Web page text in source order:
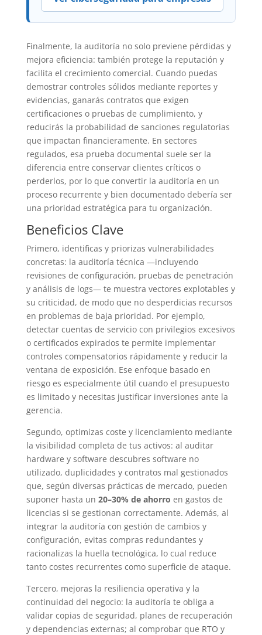
Finalmente, la auditoría no solo previene pérdidas y
mejora eficiencia: también protege la reputación y
facilita el crecimiento comercial. Cuando puedas
demostrar controles sólidos mediante reportes y
evidencias, ganarás contratos que exigen
certificaciones o pruebas de cumplimiento, y
reducirás la probabilidad de sanciones regulatorias
que impactan financieramente. En sectores
regulados, esa prueba documental suele ser la
diferencia entre conservar clientes críticos o
perderlos, por lo que convertir la auditoría en un
proceso recurrente y bien documentado debería ser
una prioridad estratégica para tu organización.
Beneficios Clave
Primero, identificas y priorizas vulnerabilidades
concretas: la auditoría técnica —incluyendo
revisiones de configuración, pruebas de penetración
y análisis de logs— te muestra vectores explotables y
su criticidad, de modo que no desperdicias recursos
en problemas de baja prioridad. Por ejemplo,
detectar cuentas de servicio con privilegios excesivos
o certificados expirados te permite implementar
controles compensatorios rápidamente y reducir la
ventana de exposición. Ese enfoque basado en
riesgo es especialmente útil cuando el presupuesto
es limitado y necesitas justificar inversiones ante la
gerencia.
Segundo, optimizas coste y licenciamiento mediante
la visibilidad completa de tus activos: al auditar
hardware y software descubres software no
utilizado, duplicidades y contratos mal gestionados
que, según diversas prácticas de mercado, pueden
suponer hasta un 20–30% de ahorro en gastos de
licencias si se gestionan correctamente. Además, al
integrar la auditoría con gestión de cambios y
configuración, evitas compras redundantes y
racionalizas la huella tecnológica, lo cual reduce
tanto costes recurrentes como superficie de ataque.
Tercero, mejoras la resiliencia operativa y la
continuidad del negocio: la auditoría te obliga a
validar copias de seguridad, planes de recuperación
y dependencias externas; al comprobar que RTO y